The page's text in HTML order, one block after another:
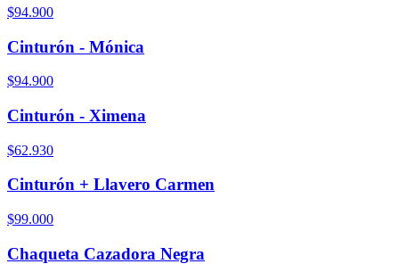
$94.900
Cinturón - Mónica
$94.900
Cinturón - Ximena
$62.930
Cinturón + Llavero Carmen
$99.000
Chaqueta Cazadora Negra